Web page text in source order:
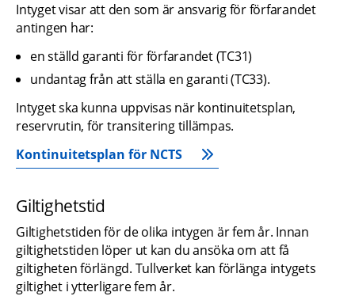
Intyget visar att den som är ansvarig för förfarandet
antingen har:
en ställd garanti för förfarandet (TC31)
undantag från att ställa en garanti (TC33).
Intyget ska kunna uppvisas när kontinuitetsplan,
reservrutin, för transitering tillämpas.
Kontinuitetsplan för NCTS
Giltighetstid
Giltighetstiden för de olika intygen är fem år. Innan
giltighetstiden löper ut kan du ansöka om att få
giltigheten förlängd. Tullverket kan förlänga intygets
giltighet i ytterligare fem år.